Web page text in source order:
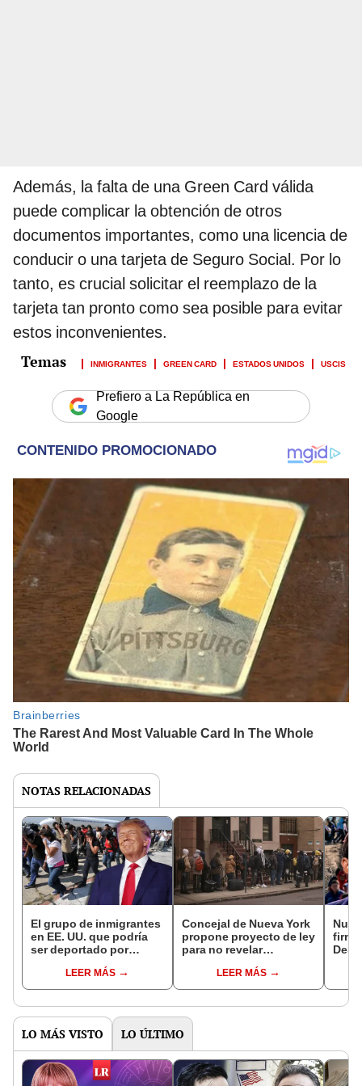
Además, la falta de una Green Card válida
puede complicar la obtención de otros
documentos importantes, como una licencia de
conducir o una tarjeta de Seguro Social. Por lo
tanto, es crucial solicitar el reemplazo de la
tarjeta tan pronto como sea posible para evitar
estos inconvenientes.
INMIGRANTES GREEN CARD ESTADOS UNIDOS USCIS
Prefiero a La República en
Google
NOTAS RELACIONADAS
El grupo de inmigrantes
en EE. UU. que podría
ser deportado por
en una 'ciudad
santuario'
LEER MÁS
Concejal de Nueva York
propone proyecto de ley
para no revelar
direcciones de refugios
para inmigrantes
LEER MÁS
este
LO MÁS VISTO LO ÚLTIMO